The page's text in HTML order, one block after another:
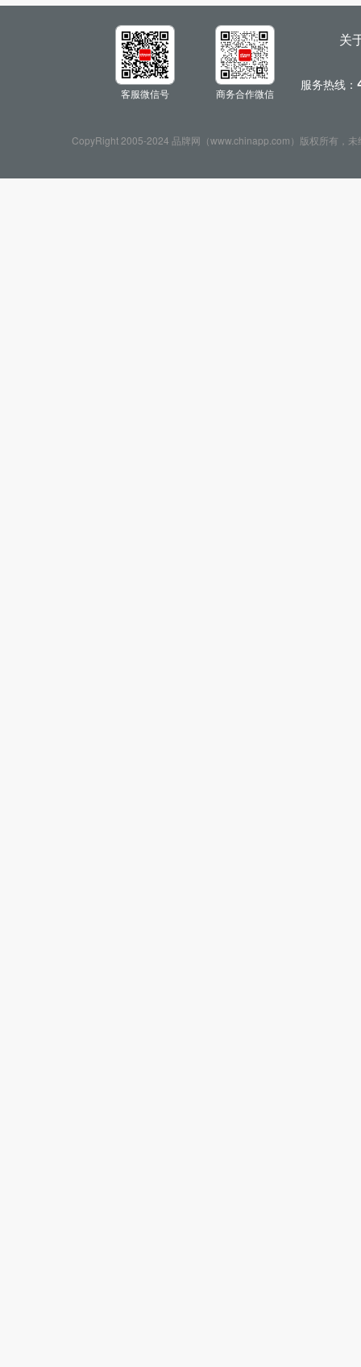
客服微信号 商务合作微信
关
服务热线：
CopyRight 2005-2024 品牌网（www.chinapp.com）版权所有，